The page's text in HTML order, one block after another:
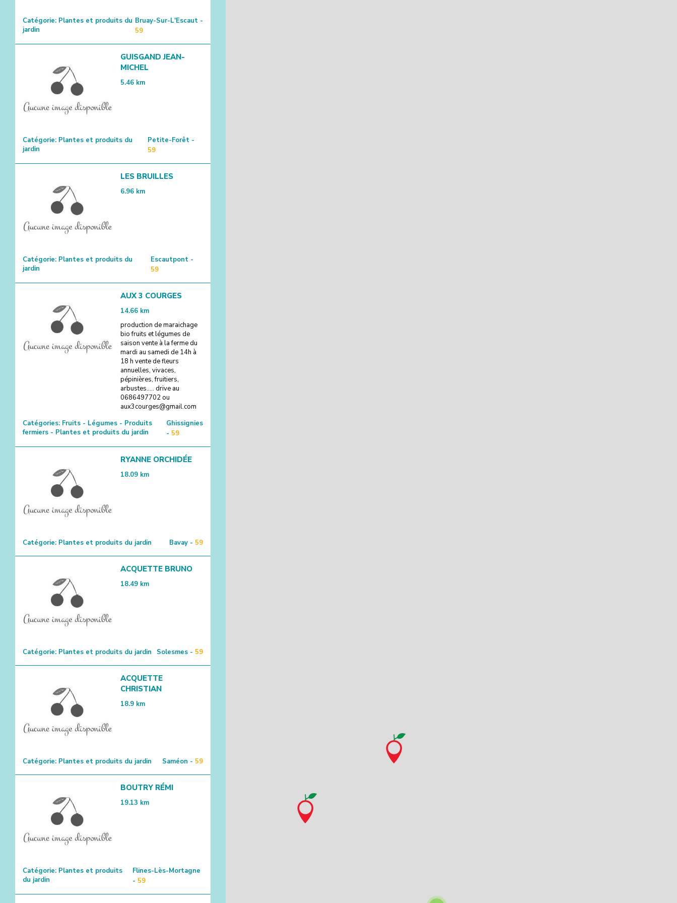
Catégorie: Plantes et produits du
jardin
Bruay-Sur-L'Escaut -
59
GUISGAND JEAN-
MICHEL
5.46 km
Catégorie: Plantes et produits du
jardin
Petite-Forêt -
59
LES BRUILLES
6.96 km
Catégorie: Plantes et produits du
jardin
Escautpont -
59
AUX 3 COURGES
14.66 km
production de maraichage
bio fruits et légumes de
saison vente à la ferme du
mardi au samedi de 14h à
18 h vente de fleurs
annuelles, vivaces,
pépinières, fruitiers,
arbustes..... drive au
0686497702 ou
aux3courges@gmail.com
Catégories: Fruits - Légumes - Produits
fermiers - Plantes et produits du jardin
Ghissignies
- 59
RYANNE ORCHIDÉE
18.09 km
Catégorie: Plantes et produits du jardin Bavay - 59
ACQUETTE BRUNO
18.49 km
Catégorie: Plantes et produits du jardin Solesmes - 59
ACQUETTE
CHRISTIAN
18.9 km
Catégorie: Plantes et produits du jardin Saméon - 59
BOUTRY RÉMI
19.13 km
Catégorie: Plantes et produits
du jardin
Flines-Lès-Mortagne
- 59